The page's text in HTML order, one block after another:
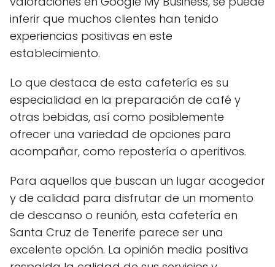
inferir que muchos clientes han tenido
experiencias positivas en este
establecimiento.
Lo que destaca de esta cafetería es su
especialidad en la preparación de café y
otras bebidas, así como posiblemente
ofrecer una variedad de opciones para
acompañar, como repostería o aperitivos.
Para aquellos que buscan un lugar acogedor
y de calidad para disfrutar de un momento
de descanso o reunión, esta cafetería en
Santa Cruz de Tenerife parece ser una
excelente opción. La opinión media positiva